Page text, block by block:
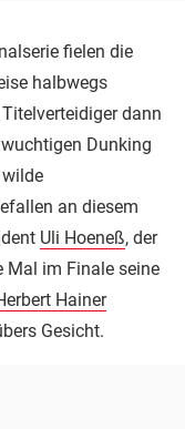
fielen die
halbwegs
dann
Dunking
an diesem
Uli Hoeneß, der
Mal im Finale seine
Hainer
Gesicht.